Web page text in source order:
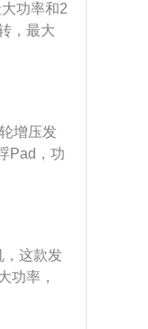
功率和2
，最大
离合变
。比亚
立悬
增压发
Pad，功
，其长
据应
，这款发
功率，
术，并